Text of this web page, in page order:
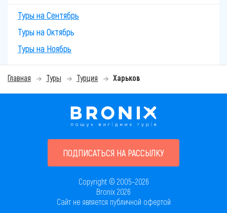
Туры на Сентябрь
Туры на Октябрь
Туры на Ноябрь
Главная Туры Турция Харьков
ПОДПИСАТЬСЯ НА РАССЫЛКУ
Copyright © 2005–2026
Bronix 2026
Сайт не является публичной офертой